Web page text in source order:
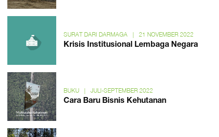
SURAT DARI DARMAGA | 21 NOVEMBER 2022
Krisis Institusional Lembaga Negara
BUKU | JULI-SEPTEMBER 2022
Cara Baru Bisnis Kehutanan